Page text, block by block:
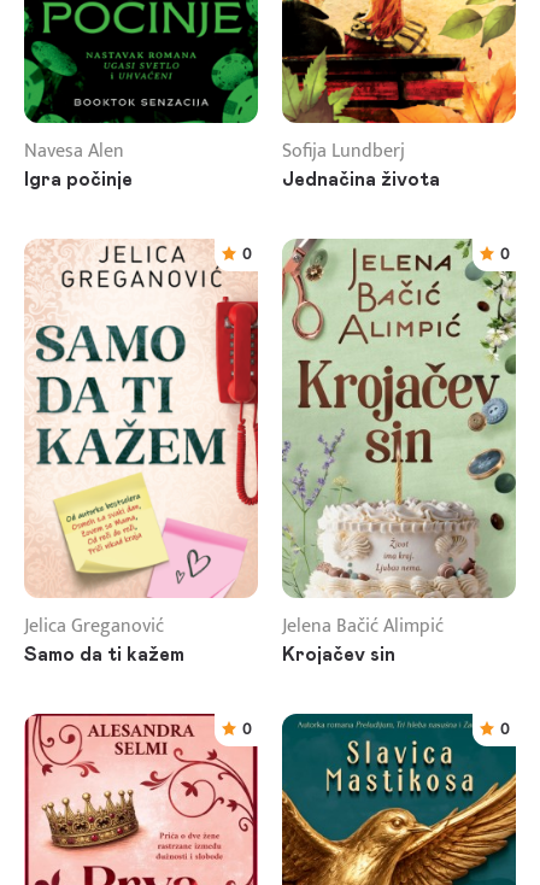
Navesa Alen
Igra počinje
Sofija Lundberj
Jednačina života
0
Jelica Greganović
Samo da ti kažem
0
Jelena Bačić Alimpić
Krojačev sin
0 0